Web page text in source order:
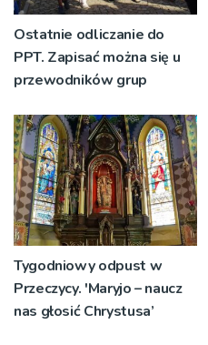
Ostatnie odliczanie do
PPT. Zapisać można się u
przewodników grup
Tygodniowy odpust w
Przeczycy. 'Maryjo – naucz
nas głosić Chrystusa’